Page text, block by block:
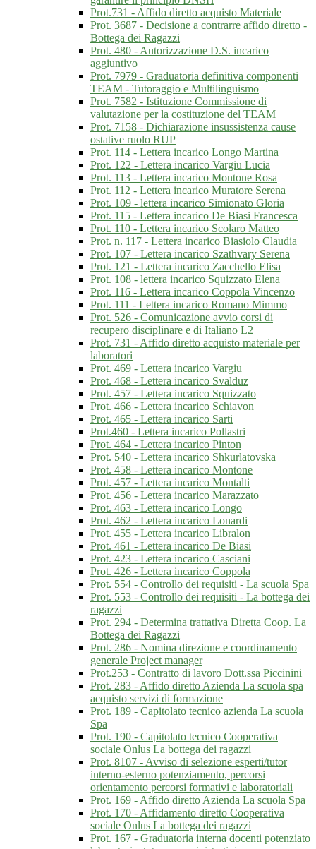
Prot.731 - Affido diretto acquisto Materiale
Prot. 3687 - Decisione a contrarre affido diretto -
Bottega dei Ragazzi
Prot. 480 - Autorizzazione D.S. incarico
aggiuntivo
Prot. 7979 - Graduatoria definitiva componenti
TEAM - Tutoraggio e Multilinguismo
Prot. 7582 - Istituzione Commissione di
valutazione per la costituzione del TEAM
Prot. 7158 - Dichiarazione insussistenza cause
ostative ruolo RUP
Prot. 114 - Lettera incarico Longo Martina
Prot. 122 - Lettera incarico Vargiu Lucia
Prot. 113 - Lettera incarico Montone Rosa
Prot. 112 - Lettera incarico Muratore Serena
Prot. 109 - lettera incarico Simionato Gloria
Prot. 115 - Lettera incarico De Biasi Francesca
Prot. 110 - Lettera incarico Scolaro Matteo
Prot. n. 117 - Lettera incarico Biasiolo Claudia
Prot. 107 - Lettera incarico Szathvary Serena
Prot. 121 - Lettera incarico Zacchello Elisa
Prot. 108 - lettera incarico Squizzato Elena
Prot. 116 - Lettera incarico Coppola Vincenzo
Prot. 111 - Lettera incarico Romano Mimmo
Prot. 526 - Comunicazione avvio corsi di
recupero disciplinare e di Italiano L2
Prot. 731 - Affido diretto acquisto materiale per
laboratori
Prot. 469 - Lettera incarico Vargiu
Prot. 468 - Lettera incarico Svalduz
Prot. 457 - Lettera incarico Squizzato
Prot. 466 - Lettera incarico Schiavon
Prot. 465 - Lettera incarico Sarti
Prot.460 - Lettera incarico Pollastri
Prot. 464 - Lettera incarico Pinton
Prot. 540 - Lettera incarico Shkurlatovska
Prot. 458 - Lettera incarico Montone
Prot. 457 - Lettera incarico Montalti
Prot. 456 - Lettera incarico Marazzato
Prot. 463 - Lettera incarico Longo
Prot. 462 - Lettera incarico Lonardi
Prot. 455 - Lettera incarico Libralon
Prot. 461 - Lettera incarico De Biasi
Prot. 423 - Lettera incarico Casciani
Prot. 426 - Lettera incarico Coppola
Prot. 554 - Controllo dei requisiti - La scuola Spa
Prot. 553 - Controllo dei requisiti - La bottega dei
ragazzi
Prot. 294 - Determina trattativa Diretta Coop. La
Bottega dei Ragazzi
Prot. 286 - Nomina direzione e coordinamento
generale Project manager
Prot.253 - Contratto di lavoro Dott.ssa Piccinini
Prot. 283 - Affido diretto Azienda La scuola spa
acquisto servizi di formazione
Prot. 189 - Capitolato tecnico azienda La scuola
Spa
Prot. 190 - Capitolato tecnico Cooperativa
sociale Onlus La bottega dei ragazzi
Prot. 8107 - Avviso di selezione esperti/tutor
interno-esterno potenziamento, percorsi
orientamento percorsi formativi e laboratoriali
Prot. 169 - Affido diretto Azienda La scuola Spa
Prot. 170 - Affidamento diretto Cooperativa
sociale Onlus La bottega dei ragazzi
Prot. 167 - Graduatoria interna docenti potenziato